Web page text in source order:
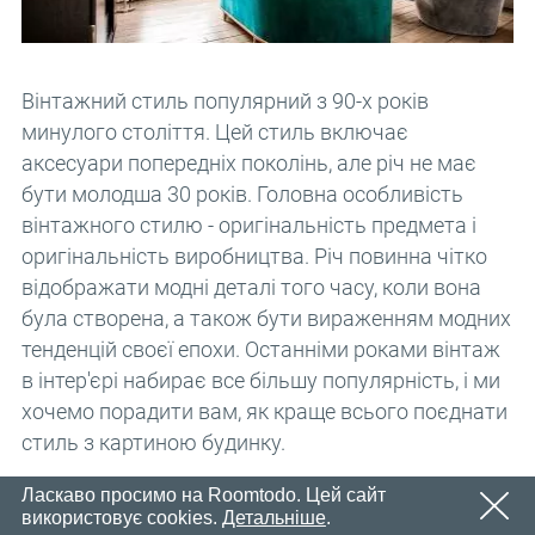
Пароль
OK
Нагадати пароль
Незабаром ми надішлемо електронний лист із
листі, щоб активувати свій обліковий запис
OK
OK
Вінтажний стиль популярний з 90-х років
минулого століття. Цей стиль включає
аксесуари попередніх поколінь, але річ не має
бути молодша 30 років. Головна особливість
вінтажного стилю - оригінальність предмета і
оригінальність виробництва. Річ повинна чітко
відображати модні деталі того часу, коли вона
була створена, а також бути вираженням модних
тенденцій своєї епохи. Останніми роками вінтаж
в інтер'єрі набирає все більшу популярність, і ми
хочемо порадити вам, як краще всього поєднати
стиль з картиною будинку.
5 способів надати вітальні
Ласкаво просимо на Roomtodo. Цей сайт
використовує cookies. Детальніше.